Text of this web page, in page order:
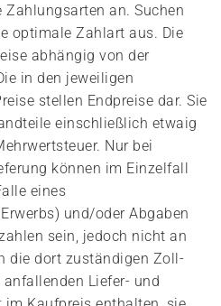
an. Suchen
optimale Zahlart aus. Die
abhängig von der
in den jeweiligen
stellen Endpreise dar. Sie
einschließlich etwaig
Nur bei
können im Einzelfall
eines
und/oder Abgaben
sein, jedoch nicht an
die dort zuständigen Zoll-
anfallenden Liefer- und